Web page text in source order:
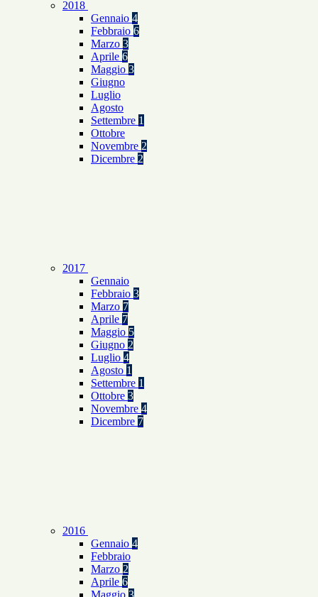
2018
Gennaio 4
Febbraio 6
Marzo 3
Aprile 6
Maggio 3
Giugno
Luglio
Agosto
Settembre 1
Ottobre
Novembre 2
Dicembre 2
2017
Gennaio
Febbraio 3
Marzo 7
Aprile 7
Maggio 5
Giugno 2
Luglio 4
Agosto 1
Settembre 1
Ottobre 3
Novembre 4
Dicembre 7
2016
Gennaio 4
Febbraio
Marzo 2
Aprile 6